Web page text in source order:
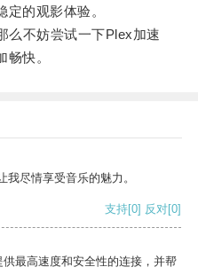
的观影体验。
不妨尝试一下Plex加速
快。
尽情享受音乐的魅力。
支持[0] 反对[0]
最高速度和安全性的连接，并帮